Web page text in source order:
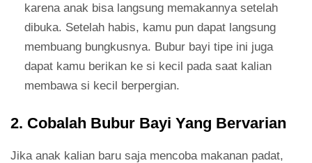
karena anak bisa langsung memakannya setelah
dibuka. Setelah habis, kamu pun dapat langsung
membuang bungkusnya. Bubur bayi tipe ini juga
dapat kamu berikan ke si kecil pada saat kalian
membawa si kecil berpergian.
2. Cobalah Bubur Bayi Yang Bervarian
Jika anak kalian baru saja mencoba makanan padat,